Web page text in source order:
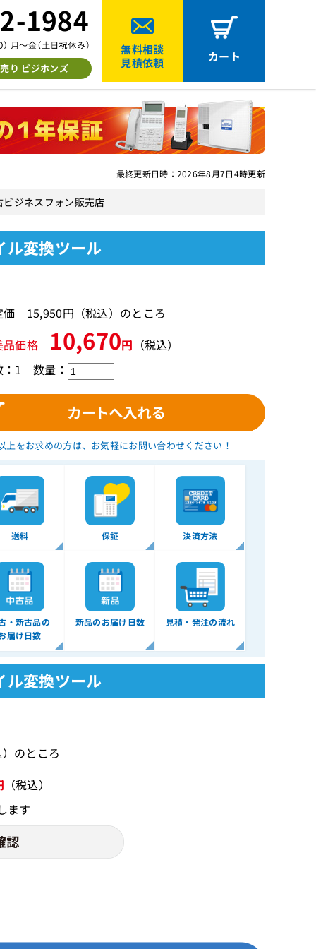
り ビジホンズ
無料相談
見積依頼
カート
最終更新日時：2026年8月7日4時更新
ジネスフォン販売店
変換ツール
価 15,950円（税込）のところ
品価格 10,670円 （税込）
1 数量：
上をお求めの方は、 お気軽にお問い合わせください！
送料 保証 決済方法
・新古品の
届け日数
新品のお届け日数 見積・発注の流れ
変換ツール
のところ
（税込）
ます